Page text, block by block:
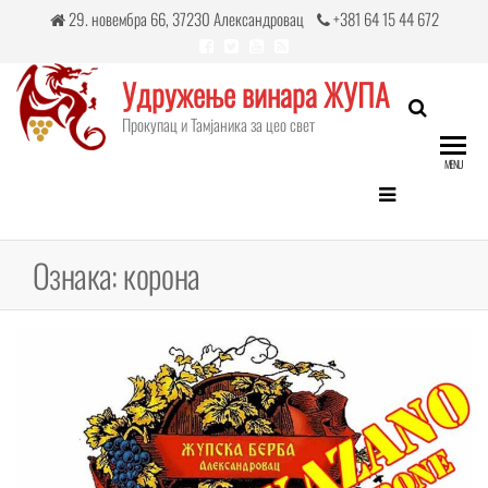
content
29. новембра 66, 37230 Александровац +381 64 15 44 672
Удружење винара ЖУПА
Прокупац и Тамјаникa за цео свет
MENU
Ознака:корона